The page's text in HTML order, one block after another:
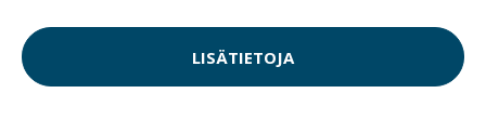
LISÄTIETOJA